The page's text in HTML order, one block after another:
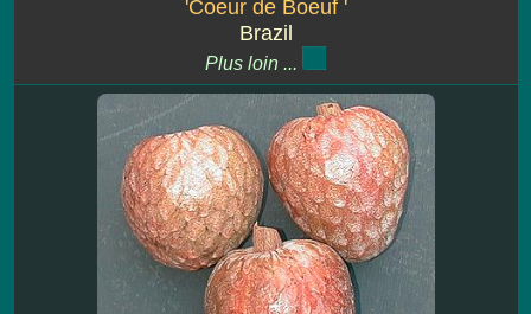
'Coeur de Boeuf '
Brazil
Plus loin ...